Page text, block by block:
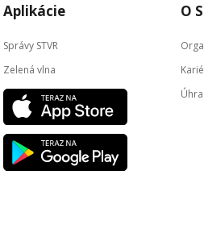
Aplikácie
Správy STVR
Zelená vlna
O